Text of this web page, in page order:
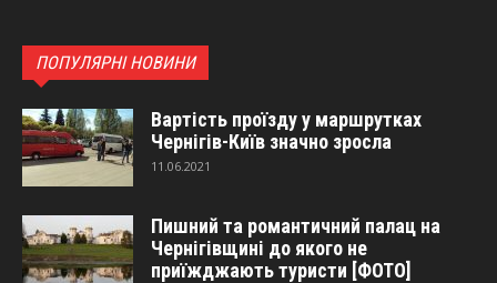
ПОПУЛЯРНІ НОВИНИ
Вартість проїзду у маршрутках
Чернігів-Київ значно зросла
11.06.2021
Пишний та романтичний палац на
Чернігівщині до якого не
приїжджають туристи [ФОТО]